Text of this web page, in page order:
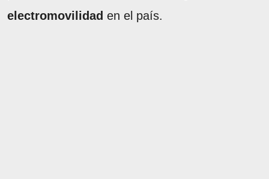
electromovilidad en el país.